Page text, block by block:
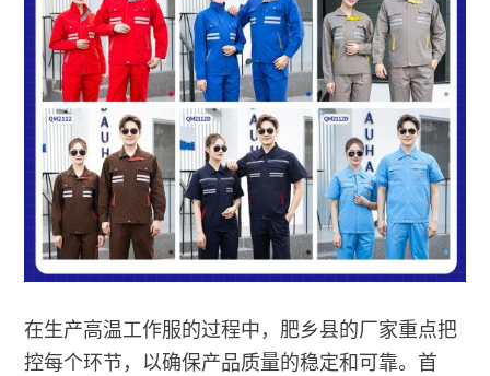
在生产高温工作服的过程中，肥乡县的厂家重点把
控每个环节，以确保产品质量的稳定和可靠。首